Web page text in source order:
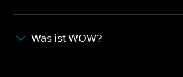
Was ist WOW?